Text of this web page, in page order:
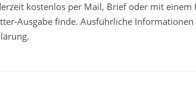
kostenlos per Mail, Brief oder mit einem
Ausgabe finde. Ausführliche